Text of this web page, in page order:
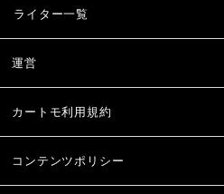
ライター一覧
運営
カートモ利用規約
コンテンツポリシー